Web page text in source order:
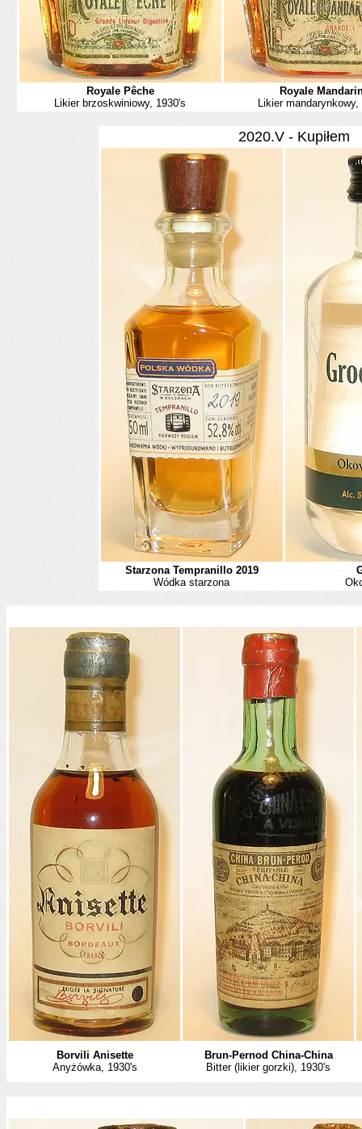
Royale Pêche
Likier brzoskwiniowy, 1930's
Royale
Likier mandarynkowy,
2020.V - Kupiłem
Starzona Tempranillo 2019
Wódka starzona
Borvili Anisette
Anyżówka, 1930's
Brun-Pernod China-China
Bitter (likier gorzki), 1930's